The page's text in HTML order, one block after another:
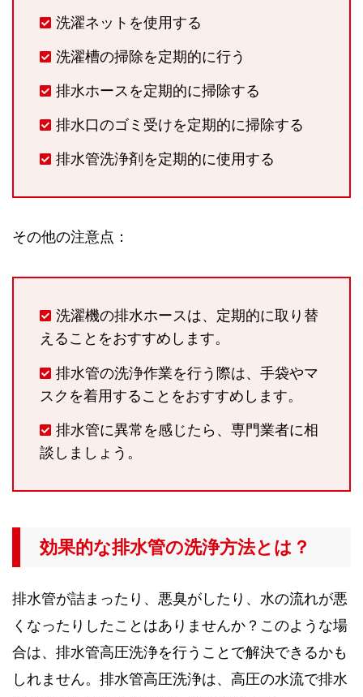
洗濯ネットを使用する
洗濯槽の掃除を定期的に行う
排水ホースを定期的に掃除する
排水口のゴミ受けを定期的に掃除する
排水管洗浄剤を定期的に使用する
その他の注意点：
洗濯機の排水ホースは、定期的に取り替
えることをおすすめします。
排水管の洗浄作業を行う際は、手袋やマ
スクを着用することをおすすめします。
排水管に異常を感じたら、専門業者に相
談しましょう。
効果的な排水管の洗浄方法とは？
排水管が詰まったり、悪臭がしたり、水の流れが悪
くなったりしたことはありませんか？このような場
合は、排水管高圧洗浄を行うことで解決できるかも
しれません。排水管高圧洗浄は、高圧の水流で排水